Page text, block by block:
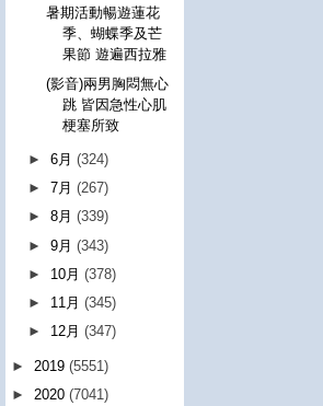
暑期活動暢遊蓮花
季、蝴蝶季及芒
果節 遊遍西拉雅
(影音)兩男胸悶無心
跳 皆因急性心肌
梗塞所致
►6月(324)
►7月(267)
►8月(339)
►9月(343)
► 10月(378)
► 11月(345)
► 12月(347)
► 2019 (5551)
► 2020 (7041)